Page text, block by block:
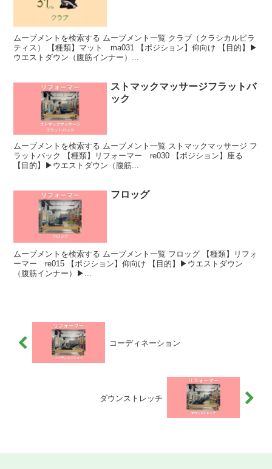
ムーブメントを検索する ムーブメント一覧 クラブ（クラシカルピラ
ティス） 【種類】マット ma031 【ポジション】仰向け 【目的】▶︎
ウエストダウン（腹筋インナー）...
ストマックマッサージフラットバ
ック
ムーブメントを検索する ムーブメント一覧 ストマックマッサージ フ
ラットバック 【種類】リフォーマー re030 【ポジション】座る
【目的】▶︎ウエストダウン（腹筋...
フロッグ
ムーブメントを検索する ムーブメント一覧 フロッグ 【種類】リフォ
ーマー re015 【ポジション】仰向け 【目的】▶︎ウエストダウン
（腹筋インナー）▶...
コーディネーション
ダウンストレッチ